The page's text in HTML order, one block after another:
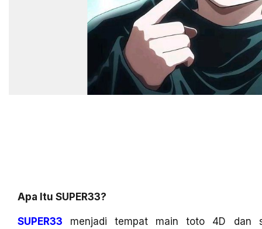
Apa Itu SUPER33?
SUPER33 menjadi tempat main toto 4D dan